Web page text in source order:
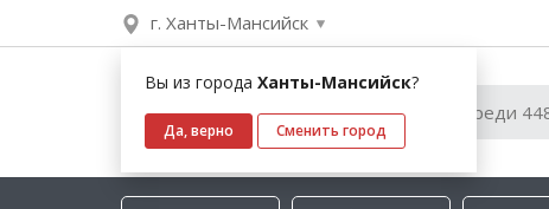
г. Ханты-Мансийск
Вы из города Ханты-Мансийск?
Да, верно Сменить город